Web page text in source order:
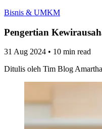
Bisnis & UMKM
Pengertian
31 Aug 2024 • 10 min read
Ditulis oleh Tim Blog Amartha